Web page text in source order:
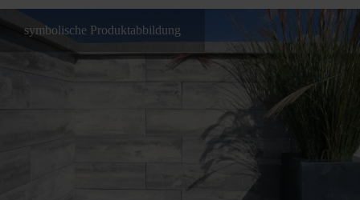
symbolische Produktabbildung